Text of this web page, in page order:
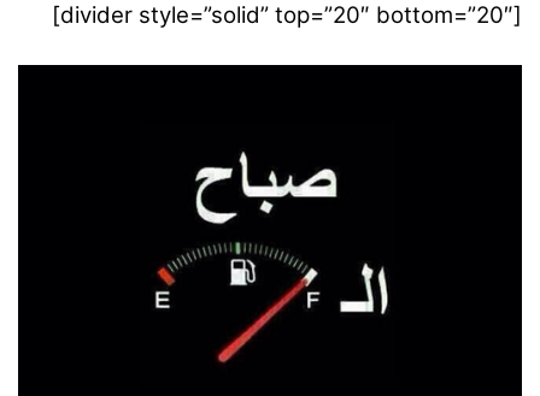
[divider style=”solid” top=”20″ bottom=”20″]